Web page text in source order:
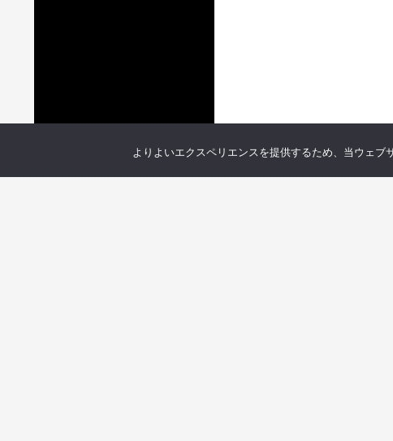
よりよいエクスペリエンスを提供するため、当ウェ